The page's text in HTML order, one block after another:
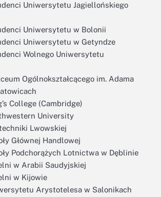
Uniwersytetu Jagiellońskiego
Uniwersytetu w Bolonii
Uniwersytetu w Getyndze
Wolnego Uniwersytetu
Ogólnokształcącego im. Adama
College (Cambridge)
University
Lwowskiej
Głównej Handlowej
Podchorążych Lotnictwa w Dęblinie
w Arabii Saudyjskiej
w Kijowie
Arystotelesa w Salonikach